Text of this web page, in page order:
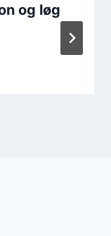
og løg